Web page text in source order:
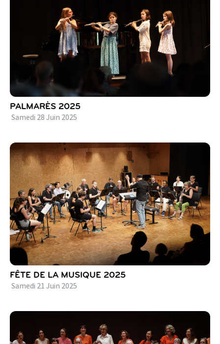
PALMARÈS 2025
Samedi 28 Juin 2025
FÊTE DE LA MUSIQUE 2025
Samedi 21 Juin 2025